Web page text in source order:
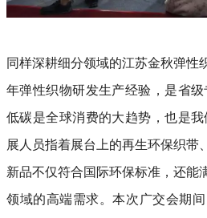
同样深耕细分领域的江苏金秋弹性
年弹性织物研发生产经验，是省
低碳是全球消费的大趋势，也是
展人员指着展台上的再生环保织带
新品不仅符合国际环保标准，还能
领域的高端需求。本次广交会期